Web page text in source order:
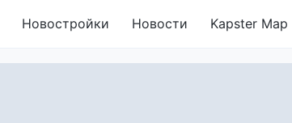
Новостройки Новости Kapster Map